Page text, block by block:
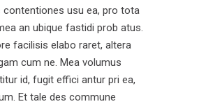
contentiones usu ea, pro tota
an ubique fastidi prob atus.
facilisis elabo raret, altera
cum ne. Mea volumus
id, fugit effici antur pri ea,
Et tale des commune